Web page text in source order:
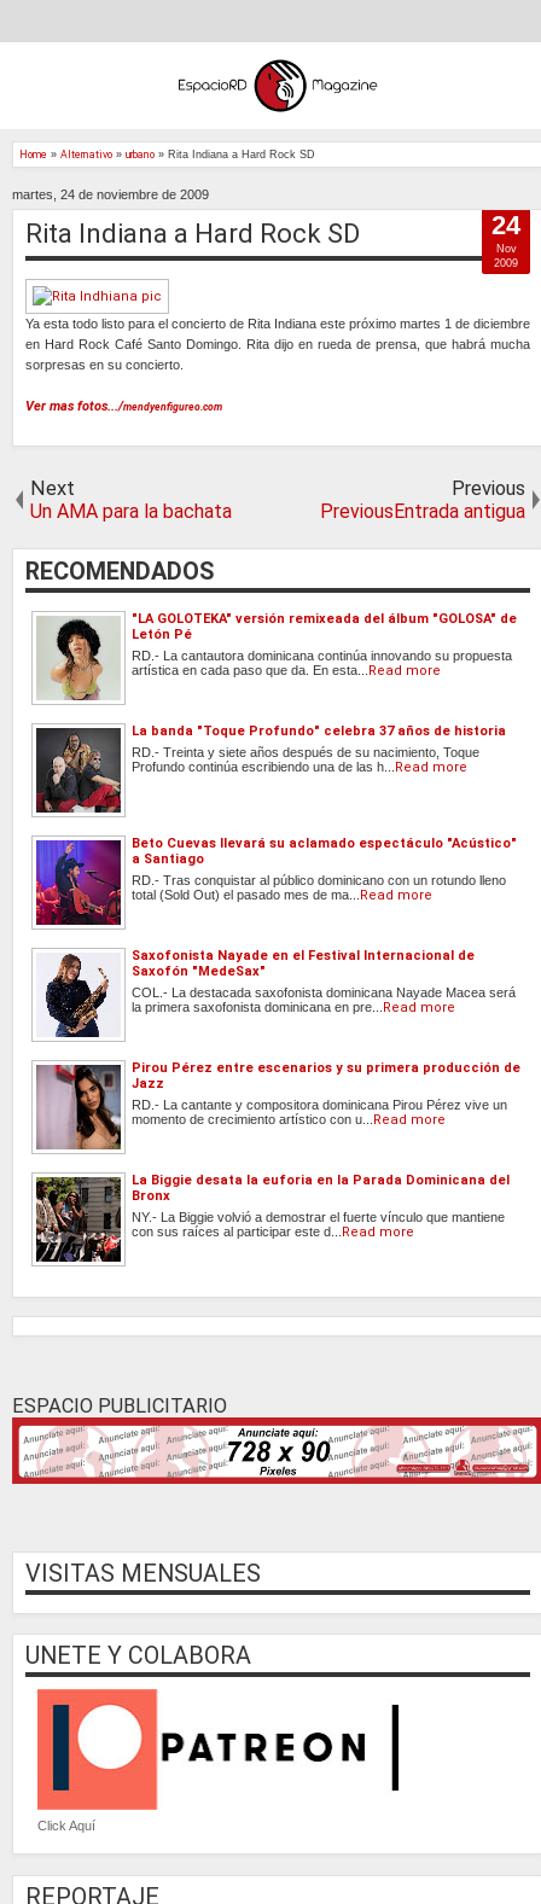
Home » Alternativo » urbano » Rita Indiana a Hard Rock SD
martes, 24 de noviembre de 2009
Rita Indiana a Hard Rock SD
Ya esta todo listo para el concierto de Rita Indiana este próximo martes 1 de diciembre
en Hard Rock Café Santo Domingo. Rita dijo en rueda de prensa, que habrá mucha
sorpresas en su concierto.
Ver mas fotos.../mendyenfigureo.com
24
Nov
2009
Next
Un AMA para la bachata
Previous
PreviousEntrada antigua
RECOMENDADOS
"LA GOLOTEKA" versión remixeada del álbum "GOLOSA" de
Letón Pé
RD.- La cantautora dominicana continúa innovando su propuesta
artística en cada paso que da. En esta...
Read more
La banda "Toque Profundo" celebra 37 años de historia
RD.- Treinta y siete años después de su nacimiento, Toque
Profundo continúa escribiendo una de las h...
Read more
Beto Cuevas llevará su aclamado espectáculo "Acústico"
a Santiago
RD.- Tras conquistar al público dominicano con un rotundo lleno
total (Sold Out) el pasado mes de ma...
Read more
Saxofonista Nayade en el Festival Internacional de
Saxofón "MedeSax"
COL.- La destacada saxofonista dominicana Nayade Macea será
la primera saxofonista dominicana en pre...
Read more
Pirou Pérez entre escenarios y su primera producción de
Jazz
RD.- La cantante y compositora dominicana Pirou Pérez vive un
momento de crecimiento artístico con u...
Read more
La Biggie desata la euforia en la Parada Dominicana del
Bronx
NY.- La Biggie volvió a demostrar el fuerte vínculo que mantiene
con sus raíces al participar este d...
Read more
ESPACIO PUBLICITARIO
VISITAS MENSUALES
UNETE Y COLABORA
Click Aquí
REPORTAJE